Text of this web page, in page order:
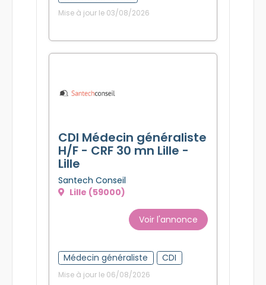
Mise à jour le 03/08/2026
CDI Médecin généraliste
H/F - CRF 30 mn Lille -
Lille
Santech Conseil
Lille (59000)
Voir l'annonce
Médecin généraliste CDI
Mise à jour le 06/08/2026